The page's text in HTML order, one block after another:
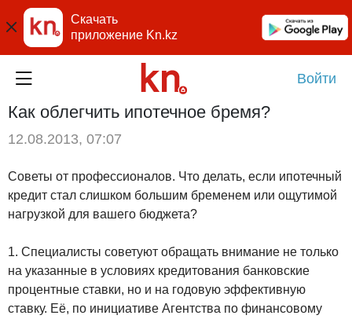
Скачать
приложение Kn.kz
Войти
Как облегчить ипотечное бремя?
12.08.2013, 07:07
Советы от профессионалов. Что делать, если ипотечный
кредит стал слишком большим бременем или ощутимой
нагрузкой для вашего бюджета?
1. Специалисты советуют обращать внимание не только
на указанные в условиях кредитования банковские
процентные ставки, но и на годовую эффективную
ставку. Её, по инициативе Агентства по финансовому